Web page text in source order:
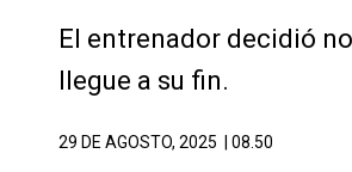
El entrenador decidió
llegue a su fin.
29 DE AGOSTO, 2025 | 08.50